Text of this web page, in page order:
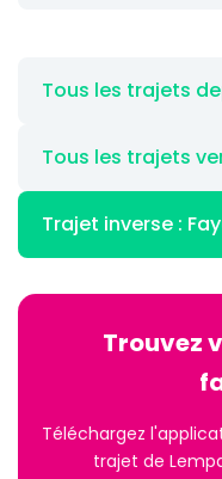
Tous les trajets
Tous les trajets
Trajet inverse :
Trouvez
Téléchargez
trajet de